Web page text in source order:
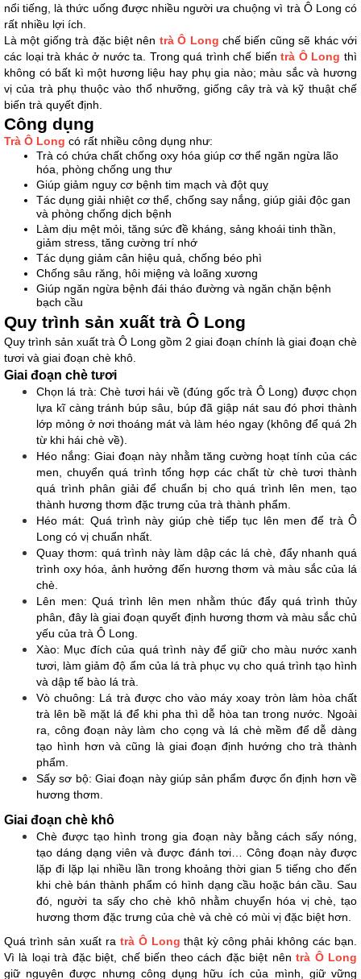
nổi tiếng, là thức uống được nhiều người ưa chuộng vì trà Ô Long có
rất nhiều lợi ích.
Là một giống trà đặc biệt nên trà Ô Long chế biến cũng sẽ khác với
các loại trà khác ở nước ta. Trong quá trình chế biến trà Ô Long thì
không có bất kì một hương liệu hay phụ gia nào; màu sắc và hương
vị của trà phụ thuộc vào thổ nhưỡng, giống cây trà và kỹ thuật chế
biến trà quyết định.
Công dụng
Trà Ô Long có rất nhiều công dụng như:
Trà có chứa chất chống oxy hóa giúp cơ thể ngăn ngừa lão
hóa, phòng chống ung thư
Giúp giảm nguy cơ bệnh tim mạch và đột quỵ
Tác dụng giải nhiệt cơ thể, chống say nắng, giúp giải độc gan
và phòng chống dịch bệnh
Làm dịu mệt mỏi, tăng sức đề kháng, sảng khoái tinh thần,
giảm stress, tăng cường trí nhớ
Tác dụng giảm cân hiệu quả, chống béo phì
Chống sâu răng, hôi miệng và loãng xương
Giúp ngăn ngừa bệnh đái tháo đường và ngăn chặn bệnh
bạch cầu
Quy trình sản xuất trà Ô Long
Quy trình sản xuất trà Ô Long gồm 2 giai đoạn chính là giai đoạn chè
tươi và giai đoạn chè khô.
Giai đoạn chè tươi
Chọn lá trà: Chè tươi hái về (đúng gốc trà Ô Long) được chọn
lựa kĩ càng tránh búp sâu, búp đã giập nát sau đó phơi thành
lớp mỏng ở nơi thoáng mát và làm héo ngay (không để quá 2h
từ khi hái chè về).
Héo nắng: Giai đoạn này nhằm tăng cường hoạt tính của các
men, chuyển quá trình tổng hợp các chất từ chè tươi thành
quá trình phân giải để chuẩn bị cho quá trình lên men, tạo
thành hương thơm đặc trưng của trà thành phẩm.
Héo mát: Quá trình này giúp chè tiếp tục lên men để trà Ô
Long có vị chuẩn nhất.
Quay thơm: quá trình này làm dập các lá chè, đẩy nhanh quá
trình oxy hóa, ảnh hưởng đến hương thơm và màu sắc của lá
chè.
Lên men: Quá trình lên men nhằm thúc đẩy quá trình thủy
phân, đây là giai đoạn quyết định hương thơm và màu sắc chủ
yếu của trà Ô Long.
Xào: Mục đích của quá trình này để giữ cho màu nước xanh
tươi, làm giảm độ ẩm của lá trà phục vụ cho quá trình tạo hình
và dập tế bào lá trà.
Vò chuông: Lá trà được cho vào máy xoay tròn làm hòa chất
trà lên bề mặt lá để khi pha thì dễ hòa tan trong nước. Ngoài
ra, công đoạn này làm cho cọng và lá chè mềm để dễ dàng
tạo hình hơn và cũng là giai đoạn định hướng cho trà thành
phẩm.
Sấy sơ bộ: Giai đoạn này giúp sản phẩm được ổn định hơn về
hương thơm.
Giai đoạn chè khô
Chè được tạo hình trong gia đoạn này bằng cách sấy nóng,
tạo dáng dạng viên và được đánh tơi… Công đoạn này được
lặp đi lặp lại nhiều lần trong khoảng thời gian 5 tiếng cho đến
khi chè bán thành phẩm có hình dạng cầu hoặc bán cầu. Sau
đó, người ta sấy cho chè khô nhằm chuyển hóa vị chè, tạo
hương thơm đặc trưng của chè và chè có mùi vị đặc biệt hơn.
Quá trình sản xuất ra trà Ô Long thật kỳ công phải không các bạn.
Vì là loại trà đặc biệt, chế biến theo cách đặc biệt nên
giữ nguyên được nhưng công dụng hữu ích của mình, giữ vững